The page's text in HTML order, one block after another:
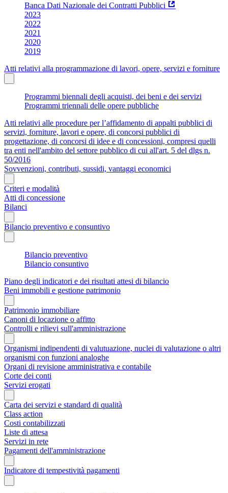
Banca Dati Nazionale dei Contratti Pubblici
2023
2022
2021
2020
2019
Atti relativi alla programmazione di lavori, opere, servizi e forniture
Programmi biennali degli acquisti, dei beni e dei servizi
Programmi triennali delle opere pubbliche
Atti relativi alle procedure per l’affidamento di appalti pubblici di
servizi, forniture, lavori e opere, di concorsi pubblici di
progettazione, di concorsi di idee e di concessioni, compresi quelli
tra enti nell'ambito del settore pubblico di cui all'art. 5 del dlgs n.
50/2016
Sovvenzioni, contributi, sussidi, vantaggi economici
Criteri e modalità
Atti di concessione
Bilanci
Bilancio preventivo e consuntivo
Bilancio preventivo
Bilancio consuntivo
Piano degli indicatori e dei risultati attesi di bilancio
Beni immobili e gestione patrimonio
Patrimonio immobiliare
Canoni di locazione o affitto
Controlli e rilievi sull'amministrazione
Organismi indipendenti di valutuazione, nuclei di valutazione o altri
organismi con funzioni analoghe
Organi di revisione amministrativa e contabile
Corte dei conti
Servizi erogati
Carta dei servizi e standard di qualità
Class action
Costi contabilizzati
Liste di attesa
Servizi in rete
Pagamenti dell'amministrazione
Indicatore di tempestività pagamenti